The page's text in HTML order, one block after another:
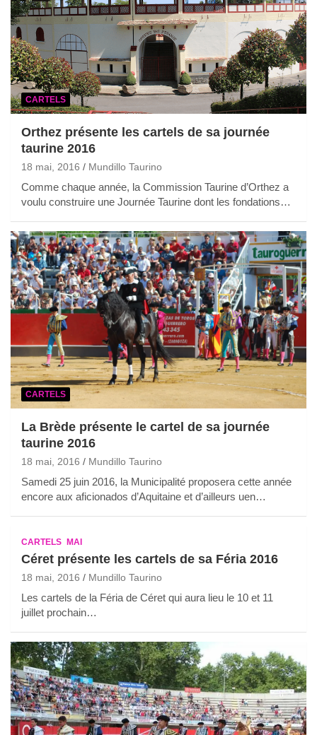
CARTELS
Orthez présente les cartels de sa journée
taurine 2016
18 mai, 2016 Mundillo Taurino
Comme chaque année, la Commission Taurine d’Orthez a
voulu construire une Journée Taurine dont les fondations…
CARTELS
La Brède présente le cartel de sa journée
taurine 2016
18 mai, 2016 Mundillo Taurino
Samedi 25 juin 2016, la Municipalité proposera cette année
encore aux aficionados d’Aquitaine et d’ailleurs uen…
CARTELS MAI
Céret présente les cartels de sa Féria 2016
18 mai, 2016 Mundillo Taurino
Les cartels de la Féria de Céret qui aura lieu le 10 et 11
juillet prochain…